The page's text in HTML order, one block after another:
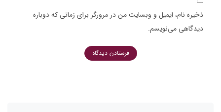
ذخیره نام، ایمیل و وبسایت من در مرورگر برای زمانی که دوباره
دیدگاهی می‌نویسم.